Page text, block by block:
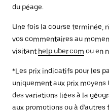
du péage.
Une fois la course terminée,
vos commentaires au
visitant help.uber.com ou en
*Les prix indicatifs pour les
uniquement aux prix moyens
des variations liées à la
aux promotions ou à